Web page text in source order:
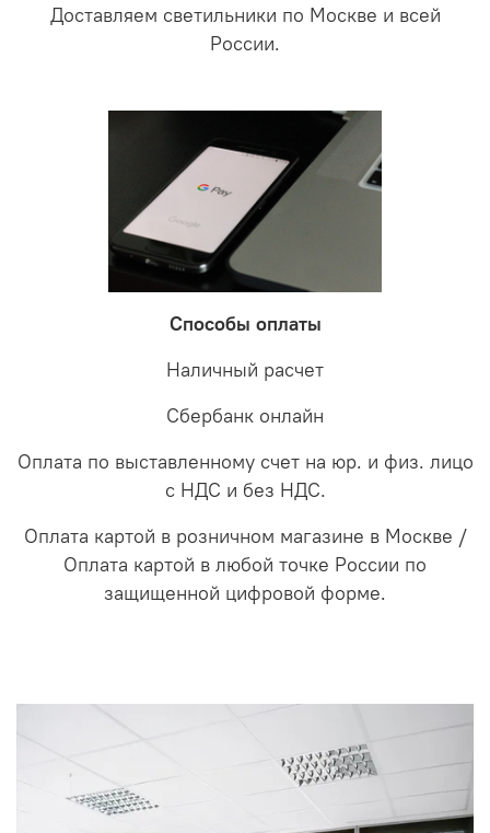
Доставляем светильники по Москве и всей
России.
Способы оплаты
Наличный расчет
Сбербанк онлайн
Оплата по выставленному счет на юр. и физ. лицо
с НДС и без НДС.
Оплата картой в розничном магазине в Москве /
Оплата картой в любой точке России по
защищенной цифровой форме.